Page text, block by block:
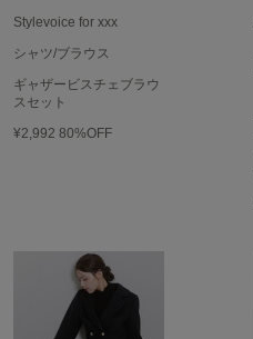
TAW&TOE
トーアンドトー
TEVA
テバ
The Barnnet
TODAYFUL
トゥデイフル
TSURU by Mariko Oikawa
Stylevoice for xxx
シャツ/ブラウス
ギャザービスチェブラウ
スセット
¥2,992 80%OFF